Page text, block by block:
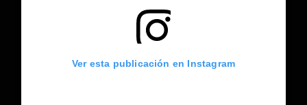
Ver esta publicación en Instagram